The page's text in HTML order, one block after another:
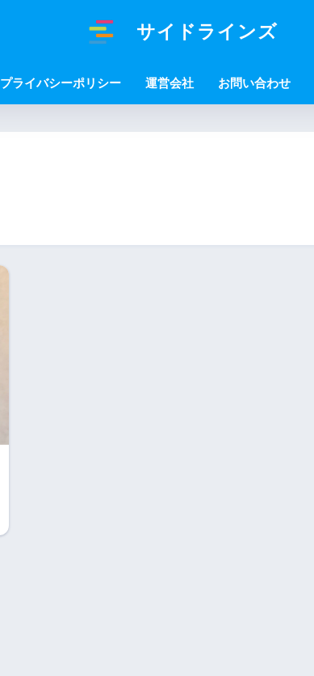
サイドラインズ
プライバシーポリシー 運営会社 お問い合わせ